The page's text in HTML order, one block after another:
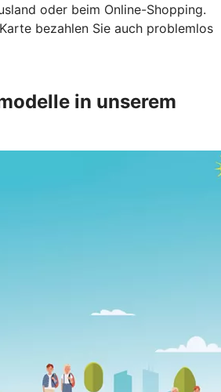
oder beim Online-Shopping.
bezahlen Sie auch problemlos
in unserem